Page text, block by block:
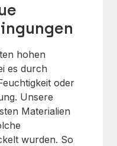
hohen
es durch
oder
Unsere
Materialien
wurden. So